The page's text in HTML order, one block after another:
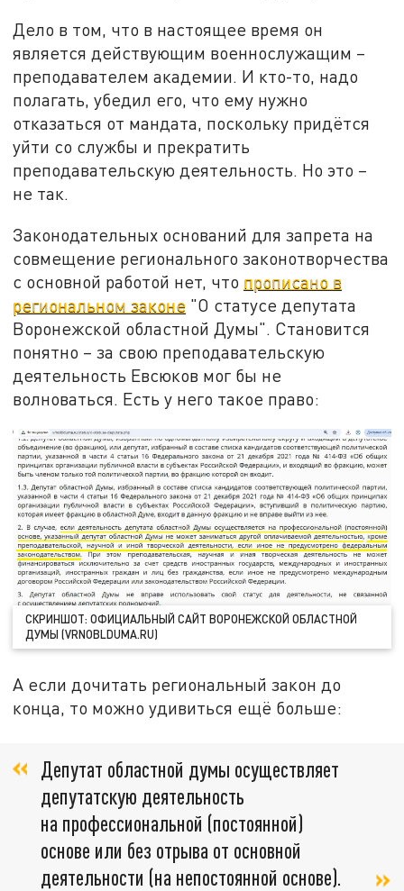
Дело в том, что в настоящее время он
является действующим военнослужащим –
преподавателем академии. И кто-то, надо
полагать, убедил его, что ему нужно
отказаться от мандата, поскольку придётся
уйти со службы и прекратить
преподавательскую деятельность. Но это –
не так.
Законодательных оснований для запрета на
совмещение регионального законотворчества
с основной работой нет, что прописано в
региональном законе "О статусе депутата
Воронежской областной Думы". Становится
понятно – за свою преподавательскую
деятельность Евсюков мог бы не
волноваться. Есть у него такое право:
СКРИНШОТ: ОФИЦИАЛЬНЫЙ САЙТ ВОРОНЕЖСКОЙ ОБЛАСТНОЙ
ДУМЫ (VRNOBLDUMA.RU)
А если дочитать региональный закон до
конца, то можно удивиться ещё больше:
Депутат областной думы осуществляет
депутатскую деятельность
на профессиональной (постоянной)
основе или без отрыва от основной
деятельности (на непостоянной основе).